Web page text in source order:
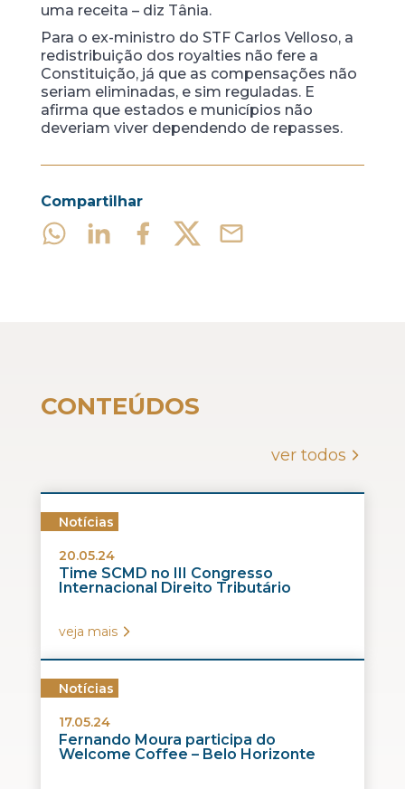
uma receita – diz Tânia.
Para o ex-ministro do STF Carlos Velloso, a
redistribuição dos royalties não fere a
Constituição, já que as compensações não
seriam eliminadas, e sim reguladas. E
afirma que estados e municípios não
deveriam viver dependendo de repasses.
Compartilhar
CONTEÚDOS
ver todos
Notícias
20.05.24
Time SCMD no III Congresso
Internacional Direito Tributário
veja mais
Notícias
17.05.24
Fernando Moura participa do
Welcome Coffee – Belo Horizonte